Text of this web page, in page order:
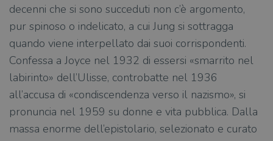
decenni che si sono succeduti non c’è argomento,
pur spinoso o indelicato, a cui Jung si sottragga
quando viene interpellato dai suoi corrispondenti.
Confessa a Joyce nel 1932 di essersi «smarrito nel
labirinto» dell’Ulisse, controbatte nel 1936
all’accusa di «condiscendenza verso il nazismo», si
pronuncia nel 1959 su donne e vita pubblica. Dalla
massa enorme dell’epistolario, selezionato e curato